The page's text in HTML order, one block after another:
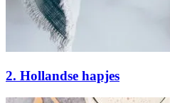
2. Hollandse hapjes